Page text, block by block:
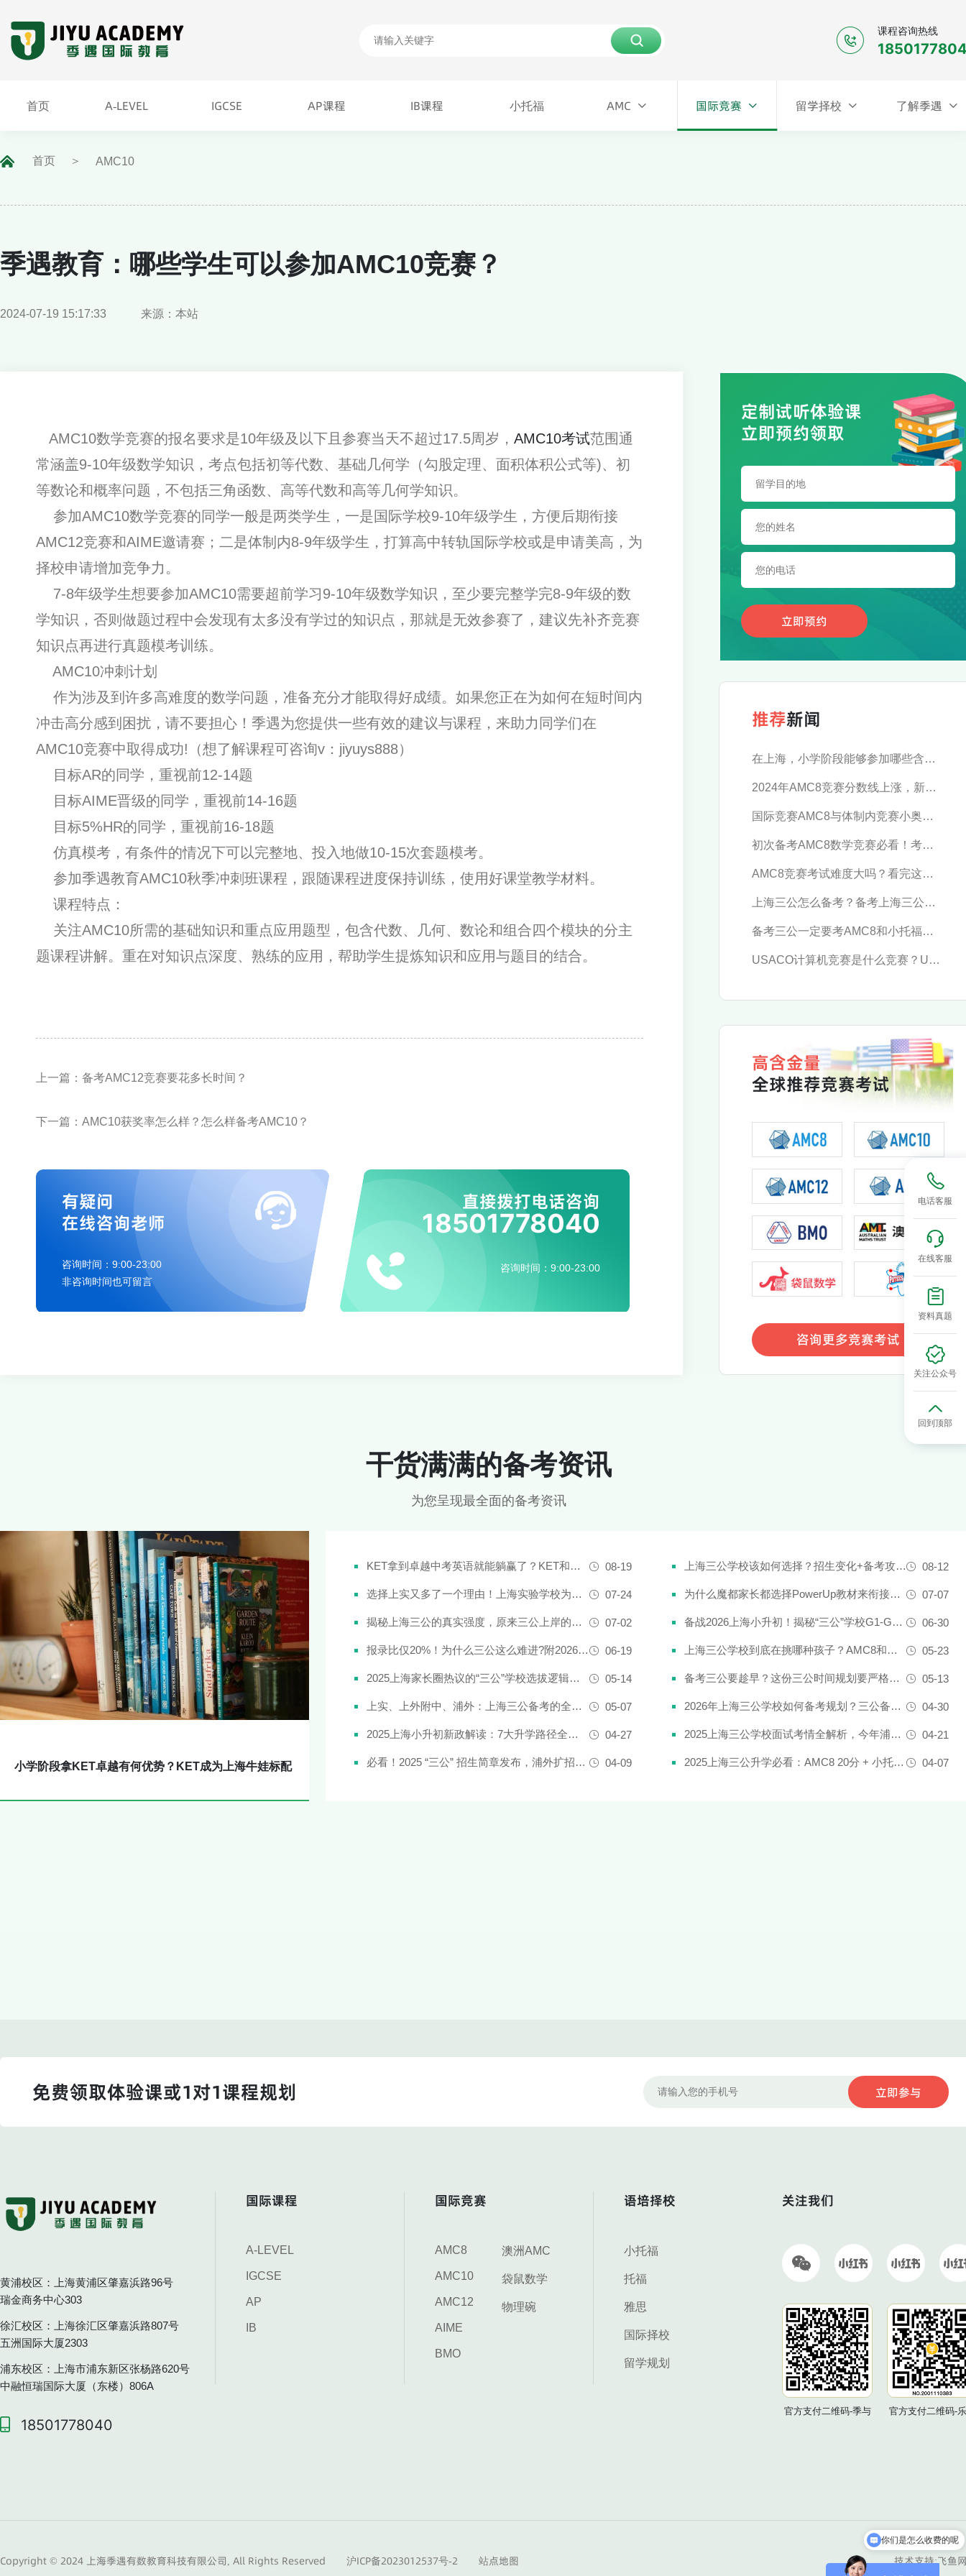
课程咨询热线
首页
A-LEVEL
IGCSE
AP课程
IB课程
小托福
AMC
国际竞赛
留学择校
了解季遇
首页 AMC10
季遇教育：哪些学生可以参加AMC10竞赛？
2024-07-19 15:17:33 来源：本站
AMC10数学竞赛的报名要求是10年级及以下且参赛当天不超过17.5周岁， AMC10考试范围通
常涵盖9-10年级数学知识，考点包括初等代数、基础几何学（勾股定理、面积体积公式等)、初
等数论和概率问题，不包括三角函数、高等代数和高等几何学知识。
参加AMC10数学竞赛的同学一般是两类学生，一是国际学校9-10年级学生，方便后期衔接
AMC12竞赛和AIME邀请赛；二是体制内8-9年级学生，打算高中转轨国际学校或是申请美高，为
择校申请增加竞争力。
7-8年级学生想要参加AMC10需要超前学习9-10年级数学知识，至少要完整学完8-9年级的数
学知识，否则做题过程中会发现有太多没有学过的知识点，那就是无效参赛了，建议先补齐竞赛
知识点再进行真题模考训练。
AMC10冲刺计划
作为涉及到许多高难度的数学问题，准备充分才能取得好成绩。如果您正在为如何在短时间内
冲击高分感到困扰，请不要担心！季遇为您提供一些有效的建议与课程，来助力同学们在
AMC10竞赛中取得成功!（想了解课程可咨询v：jiyuys888）
目标AR的同学，重视前12-14题
目标AIME晋级的同学，重视前14-16题
目标5%HR的同学，重视前16-18题
仿真模考，有条件的情况下可以完整地、投入地做10-15次套题模考。
参加季遇教育AMC10秋季冲刺班课程，跟随课程进度保持训练，使用好课堂教学材料。
课程特点：
关注AMC10所需的基础知识和重点应用题型，包含代数、几何、数论和组合四个模块的分主
题课程讲解。重在对知识点深度、熟练的应用，帮助学生提炼知识和应用与题目的结合。
上一篇：备考AMC12竞赛要花多长时间？
下一篇：AMC10获奖率怎么样？怎么样备考AMC10？
有疑问
在线咨询老师
咨询时间：9:00-23:00
非咨询时间也可留言
直接拨打电话咨询
18501778040
咨询时间：9:00-23:00
定制试听体验课
立即预约领取
推荐新闻
在上海，小学阶段能够参加哪些含金量高的数学竞赛？
2024年AMC8竞赛分数线上涨，新赛季应当如何规划？
国际竞赛AMC8与体制内竞赛小奥，究竟推荐参加哪一个？
初次备考AMC8数学竞赛必看！考试时间及报名流程汇总
AMC8竞赛考试难度大吗？看完这篇轻松拿下！
上海三公怎么备考？备考上海三公这些逻辑一定要懂！-季遇教育
备考三公一定要考AMC8和小托福吗？AMC8和小托福考多少分才有优势？-季遇教育
USACO计算机竞赛是什么竞赛？USACO简介-季遇教育
高含金量
全球推荐竞赛考试
咨询更多竞赛考试
咨询更多竞赛考试
干货满满的备考资讯
为您呈现最全面的备考资讯
小学阶段拿KET卓越有何优势？KET成为上海牛娃标配
KET拿到卓越中考英语就能躺赢了？KET和中考英语真实难度对比 08-19 上海三公学校该如何选择？招生变化+备考攻略一次说清！ 08-12
选择上实又多了一个理由！上海实验学校为什么是“三公天花板”？ 07-24 为什么魔都家长都选择PowerUp教材来衔接英语新课改？ 07-07
揭秘上海三公的真实强度，原来三公上岸的娃都有这些证书! 07-02 备战2026上海小升初！揭秘“三公”学校G1-G5全阶段规划攻略 06-30
报录比仅20%！为什么三公这么难进?附2026三公备考攻略 06-19 上海三公学校到底在挑哪种孩子？AMC8和小托福真是“硬通货”吗？ 05-23
2025上海家长圈热议的“三公”学校选拔逻辑解析，家长必看！ 05-14 备考三公要趁早？这份三公时间规划要严格执行了！ 05-13
上实、上外附中、浦外：上海三公备考的全面规划建议都在这里了！ 05-07 2026年上海三公学校如何备考规划？三公备考一文详解！ 04-30
2025上海小升初新政解读：7大升学路径全解析 04-27 2025上海三公学校面试考情全解析，今年浦外的题太简单了...... 04-21
必看！2025 “三公” 招生简章发布，浦外扩招，上外附中启用人机对话评估 04-09 2025上海三公升学必看：AMC8 20分 + 小托福850分，三公上岸真实案例揭秘 04-07
电话客服
在线客服
资料真题
关注公众号
回到顶部
免费领取体验课或1对1课程规划
黄浦校区：上海黄浦区肇嘉浜路96号
瑞金商务中心303
徐汇校区：上海徐汇区肇嘉浜路807号
五洲国际大厦2303
浦东校区：上海市浦东新区张杨路620号
中融恒瑞国际大厦（东楼）806A
18501778040
国际课程
A-LEVEL
IGCSE
AP
IB
国际竞赛
AMC8
AMC10
AMC12
AIME
BMO
澳洲AMC
袋鼠数学
物理碗
语培择校
小托福
托福
雅思
国际择校
留学规划
关注我们
官方支付二维码-季与 官方支付二维码-
Copyright © 2024 上海季遇有数教育科技有限公司, All Rights Reserved 沪ICP备2023012537号-2 站点地图 技术支持:飞鱼
现在有优惠活动吗